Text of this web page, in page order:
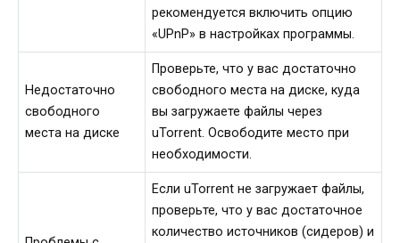
рекомендуется включить опцию
«UPnP» в настройках программы.
Недостаточно
свободного
места на диске
Проверьте, что у вас достаточно
свободного места на диске, куда
вы загружаете файлы через
uTorrent. Освободите место при
необходимости.
Если uTorrent не загружает файлы,
проверьте, что у вас достаточное
количество источников (сидеров) и